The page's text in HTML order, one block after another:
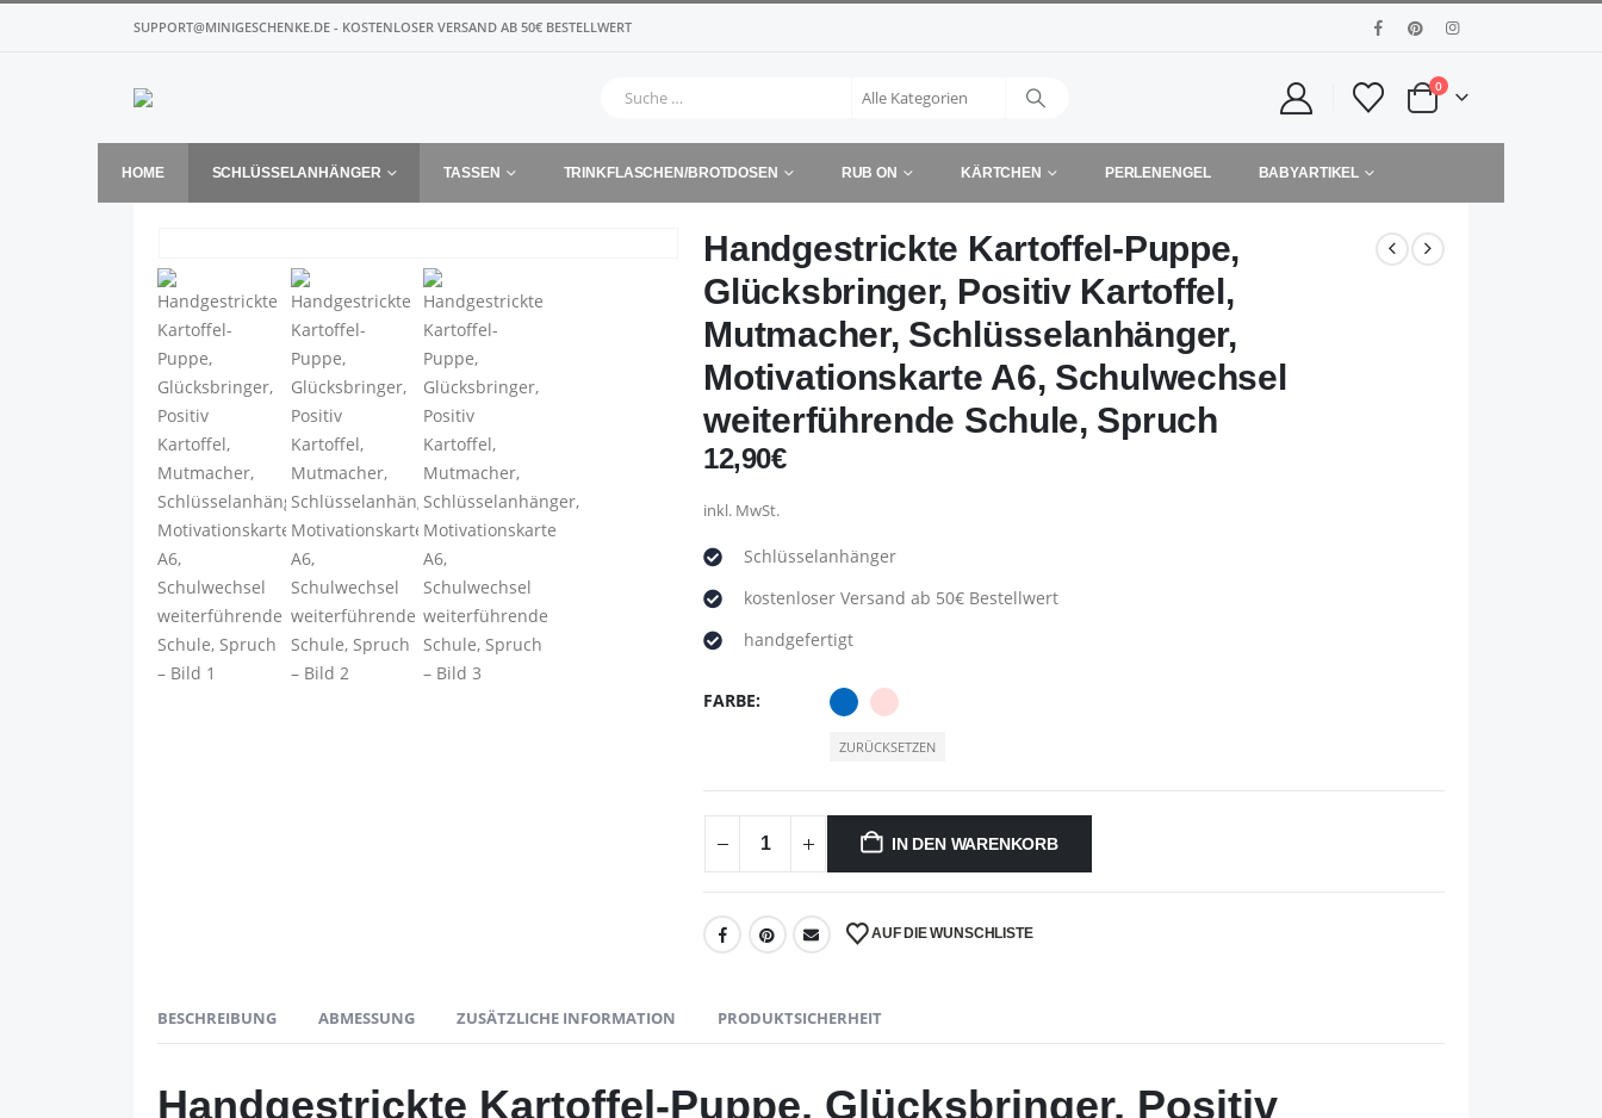
SUPPORT@MINIGESCHENKE.DE - KOSTENLOSER VERSAND AB 50€ BESTELLWERT
0
HOME SCHLÜSSELANHÄNGER TASSEN TRINKFLASCHEN/BROTDOSEN RUB ON KÄRTCHEN PERLENENGEL BABYARTIKEL
Handgestrickte Kartoffel-Puppe,
Glücksbringer, Positiv Kartoffel,
Mutmacher, Schlüsselanhänger,
Motivationskarte A6, Schulwechsel
weiterführende Schule, Spruch
12,90€
inkl. MwSt.
Schlüsselanhänger
kostenloser Versand ab 50€ Bestellwert
handgefertigt
FARBE
ZURÜCKSETZEN
IN DEN WARENKORB
AUF DIE WUNSCHLISTE
BESCHREIBUNG ABMESSUNG ZUSÄTZLICHE INFORMATION PRODUKTSICHERHEIT
Handgestrickte Kartoffel-Puppe, Glücksbringer, Positiv